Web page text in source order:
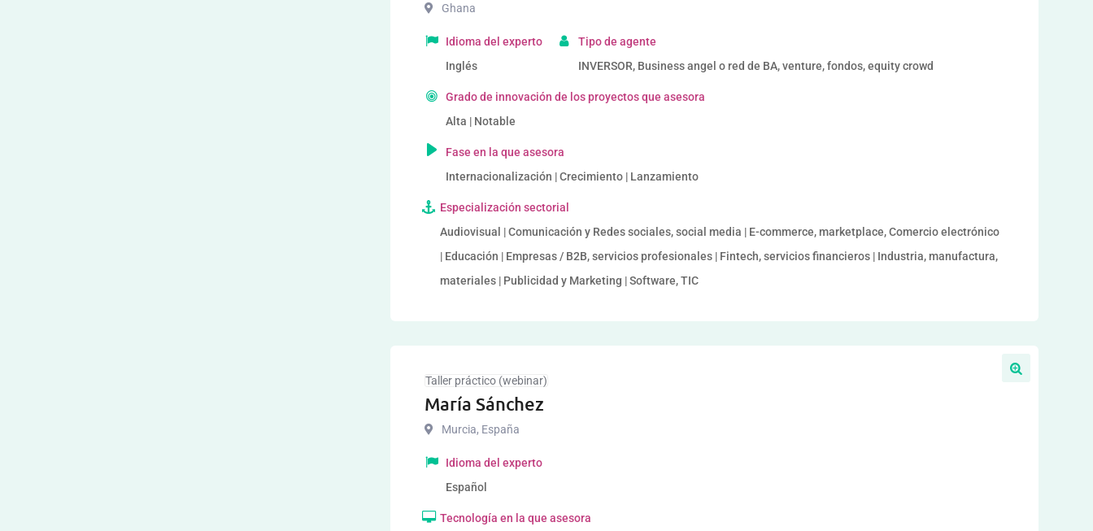
Ghana
Idioma del experto
Inglés
Tipo de agente
INVERSOR, Business angel o red de BA, venture, fondos, equity crowd
Grado de innovación de los proyectos que asesora
Alta | Notable
Fase en la que asesora
Internacionalización | Crecimiento | Lanzamiento
Especialización sectorial
Audiovisual | Comunicación y Redes sociales, social media | E-commerce, marketplace, Comercio electrónico
| Educación | Empresas / B2B, servicios profesionales | Fintech, servicios financieros | Industria, manufactura,
materiales | Publicidad y Marketing | Software, TIC
Taller práctico (webinar)
María Sánchez
Murcia, España
Idioma del experto
Español
Tecnología en la que asesora